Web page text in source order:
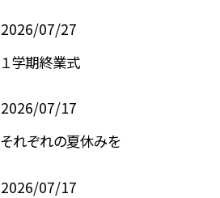
2026/07/27
１学期終業式
2026/07/17
それぞれの夏休みを
2026/07/17